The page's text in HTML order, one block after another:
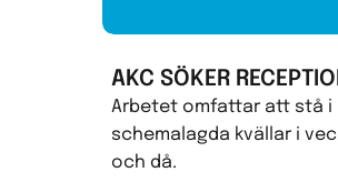
AKC SÖKER
Arbetet omfattar att stå i
schemalagda kvällar i
och då.